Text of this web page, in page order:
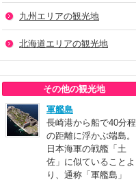
九州エリアの観光地
北海道エリアの観光地
その他の観光地
軍艦島
長崎港から船で40分程
の距離に浮かぶ端島。
日本海軍の戦艦「土
佐」に似ていることよ
り、通称「軍艦島」